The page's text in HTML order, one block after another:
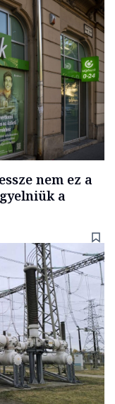
nem ez a
a